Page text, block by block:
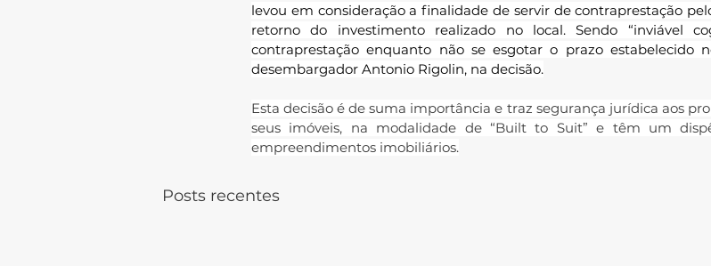
levou em consideração a finalidade de servir de contraprestação
retorno do investimento realizado no local. Sendo “inviável
contraprestação enquanto não se esgotar o prazo estabelecido
desembargador Antonio Rigolin, na decisão.
Esta decisão é de suma importância e traz segurança jurídica aos
seus imóveis, na modalidade de “Built to Suit” e têm um
empreendimentos imobiliários.
Posts recentes